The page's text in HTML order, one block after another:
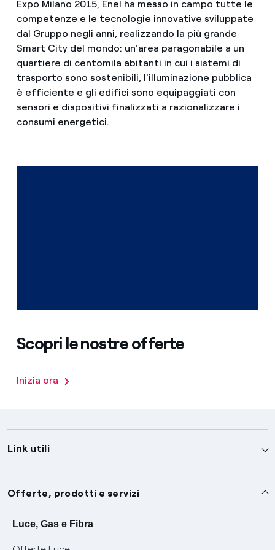
Expo Milano 2015, Enel ha messo in campo tutte le
competenze e le tecnologie innovative sviluppate
dal Gruppo negli anni, realizzando la più grande
Smart City del mondo: un'area paragonabile a un
quartiere di centomila abitanti in cui i sistemi di
trasporto sono sostenibili, l'illuminazione pubblica
è efficiente e gli edifici sono equipaggiati con
sensori e dispositivi finalizzati a razionalizzare i
consumi energetici.
Scopri le nostre offerte
Inizia ora
Link utili
Assistenza
Avvisi
Servizi
Offerte, prodotti e servizi
Luce, Gas e Fibra